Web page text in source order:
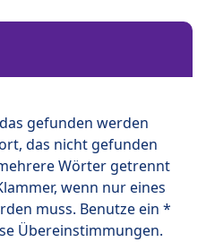
gefunden werden
das nicht gefunden
Wörter getrennt
wenn nur eines
muss. Benutze ein *
Übereinstimmungen.